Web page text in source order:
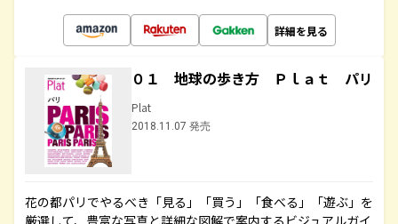
詳細を見る
０１ 地球の歩き方 Ｐｌａｔ パリ
Plat
2018.11.07 発売
花の都パリでやるべき「見る」「買う」「食べる」「遊ぶ」を
厳選して、豊富な写真と詳細な図解で案内するビジュアルガイ